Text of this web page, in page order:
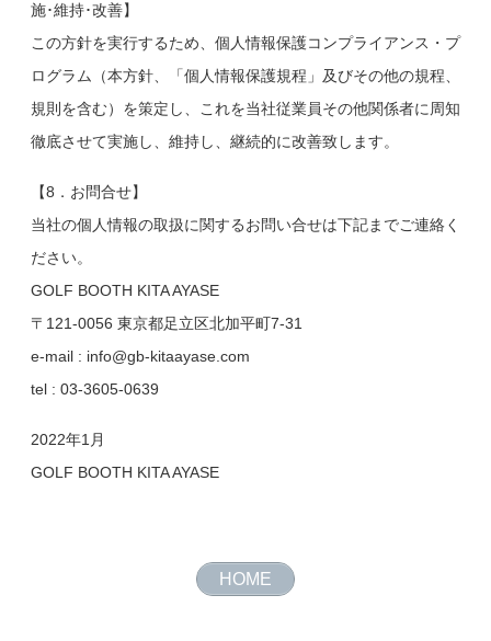
施･維持･改善】
この方針を実行するため、個人情報保護コンプライアンス・プ
ログラム（本方針、「個人情報保護規程」及びその他の規程、
規則を含む）を策定し、これを当社従業員その他関係者に周知
徹底させて実施し、維持し、継続的に改善致します。
【8．お問合せ】
当社の個人情報の取扱に関するお問い合せは下記までご連絡く
ださい。
GOLF BOOTH KITA AYASE
〒121-0056 東京都足立区北加平町7-31
e-mail : info@gb-kitaayase.com
tel : 03-3605-0639
2022年1月
GOLF BOOTH KITA AYASE
HOME